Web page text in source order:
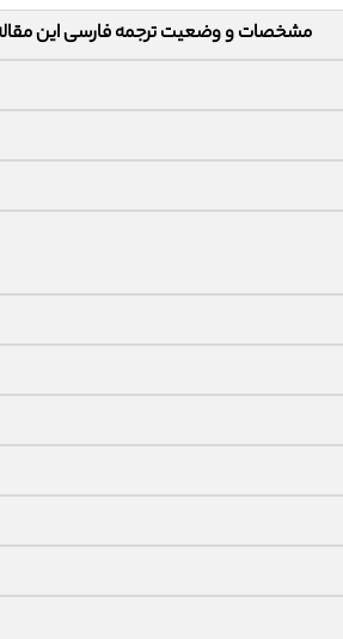
مشخصات و وضعیت ترجمه فارسی این